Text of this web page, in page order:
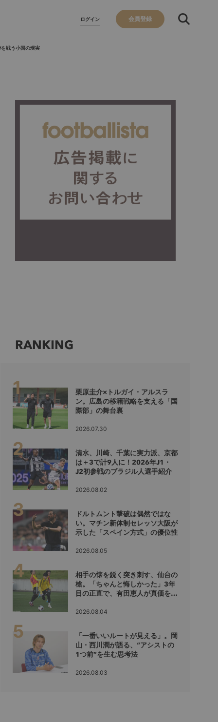
ログイン 会員登録
戦う小国の現実
RANKING
栗原圭介×トルガイ・アルスラ
ン。広島の移籍戦略を支える「国
際部」の舞台裏
2026.07.30
清水、川崎、千葉に実力派、京都
は＋3で計9人に！2026年J1・
J2初参戦のブラジル人選手紹介
2026.08.02
ドルトムント撃破は偶然ではな
い。マチン新体制セレッソ大阪が
示した「スペイン方式」の優位性
2026.08.05
相手の懐を鋭く突き刺す、仙台の
槍。「ちゃんと悔しかった」3年
目の正直で、有田恵人が真価を示
2026.08.04
「一番いいルートが見える」。岡
山・西川潤が語る、“アシストの
1つ前”を生む思考法
2026.08.03